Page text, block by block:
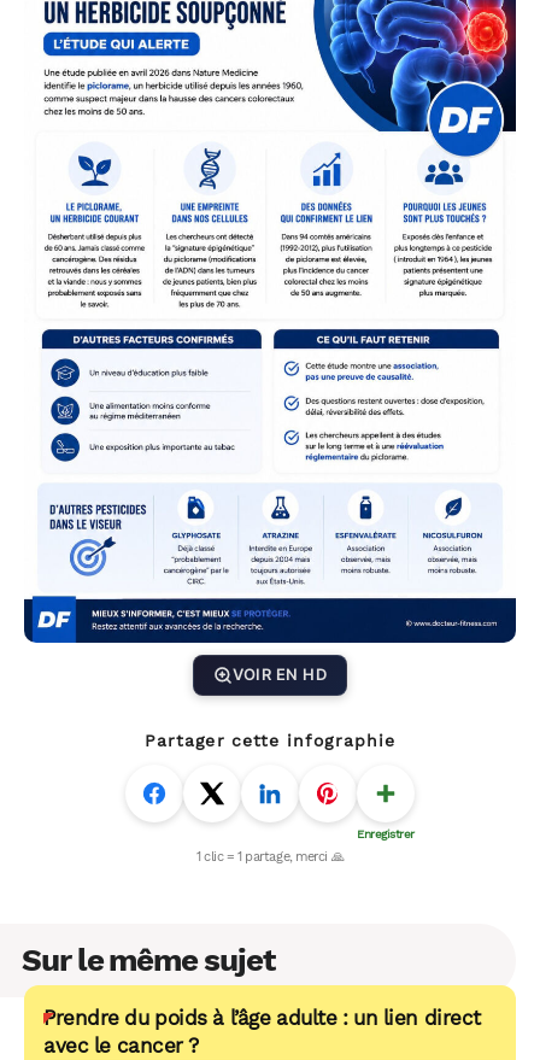
VOIR EN HD
Partager cette infographie
Sur le même sujet
Prendre du poids à l’âge adulte : un lien direct
avec le cancer ?